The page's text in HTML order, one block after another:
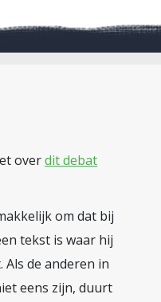
overdit debat
om dat bij
tekst is waar hij
de anderen in
eens zijn, duurt